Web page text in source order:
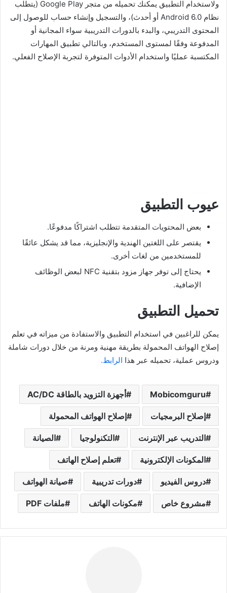
ولاستخدام التطبيق يمكنك تحميله من متجر Google Play (يتطلب
نظام Android 6.0 أو أحدث)، والتسجيل وإنشاء حساب للوصول إلى
المحتوى التدريبي، والبدء بالدورات التدريبية سواء المجانية أو
المدفوعة وفقًا لمستوى المستخدم، وبالتالي تطبيق المهارات
المكتسبة عمليًا واستخدام الأدوات المتوفرة لتجربة الإصلاح الفعلي.
عيوب التطبيق
بعض المحتويات المتقدمة تتطلب اشتراكًا مدفوعًا.
يقتصر على اللغتين الهندية والإنجليزية، مما قد يشكل عائقًا
للمستخدمين من لغات أخرى.
يحتاج إلى توفر جهاز مزود بتقنية NFC لبعض الوظائف
الإضافية.
تحميل التطبيق
يمكن للراغبين في استخدام التطبيق والاستفادة من ميزاته في تعلم
إصلاح الهواتف المحمولة بطريقة مهنية ومرنة من خلال دورات شاملة
ودروس عملية، تحميله عبر هذا الرابط.
Mobicomguru أجهزة التزويد بالطاقة AC/DC
إصلاح البرمجيات إصلاح الهواتف المحمولة
التدريب عبر الإنترنت التكنولوجيا الصيانة
المكونات الإلكترونية تعلم إصلاح الهاتف
دروس الفيديو دورات تدريبية صيانة الهواتف
مشروع خاص مكونات الهاتف ملفات PDF